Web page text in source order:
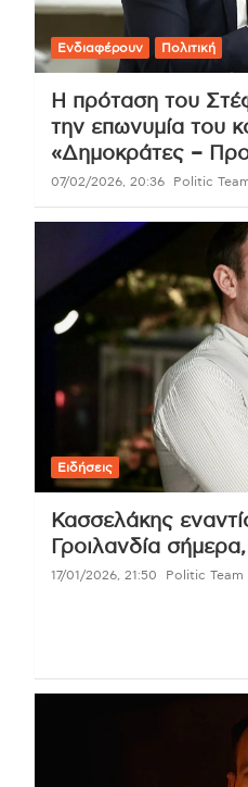
Ενδιαφέρουν Πολιτική
Η πρόταση του
την επωνυμία του
«Δημοκράτες –
07/02/2026, 20:36 Politic
Ειδήσεις
Κασσελάκης
Γροιλανδία σήμερα,
17/01/2026, 21:50 Politic Team